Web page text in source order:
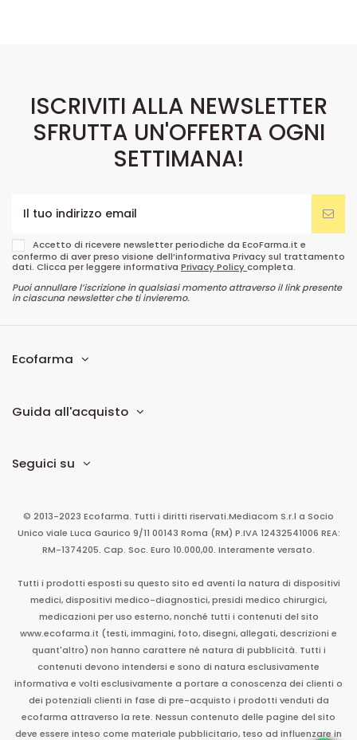
ISCRIVITI ALLA NEWSLETTER
SFRUTTA UN'OFFERTA OGNI
SETTIMANA!
Accetto di ricevere newsletter periodiche da EcoFarma.it e
confermo di aver preso visione dell’informativa Privacy sul trattamento
dati. Clicca per leggere informativa Privacy Policycompleta.
Puoi annullare l’iscrizione in qualsiasi momento attraverso il link presente
in ciascuna newsletter che ti invieremo.
Ecofarma
Guida all'acquisto
Seguici su
© 2013-2023 Ecofarma. Tutti i diritti riservati.Mediacom S.r.l a Socio
Unico viale Luca Gaurico 9/11 00143 Roma (RM) P.IVA 12432541006 REA:
RM-1374205. Cap. Soc. Euro 10.000,00. Interamente versato.
Tutti i prodotti esposti su questo sito ed aventi la natura di dispositivi
medici, dispositivi medico-diagnostici, presidi medico chirurgici,
medicazioni per uso esterno, nonché tutti i contenuti del sito
www.ecofarma.it (testi, immagini, foto, disegni, allegati, descrizioni e
quant'altro) non hanno carattere né natura di pubblicità. Tutti i
contenuti devono intendersi e sono di natura esclusivamente
informativa e volti esclusivamente a portare a conoscenza dei clienti o
dei potenziali clienti in fase di pre-acquisto i prodotti venduti da
ecofarma attraverso la rete. Nessun contenuto delle pagine del sito
deve essere inteso come materiale pubblicitario, teso ad influenzare in